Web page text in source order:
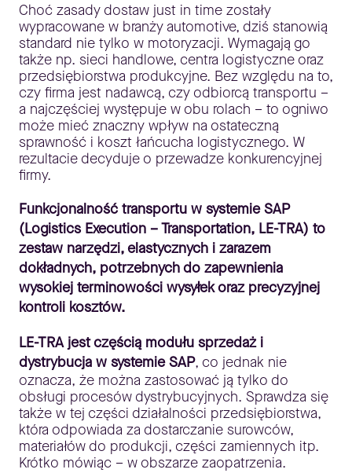
Choć zasady dostaw just in time zostały
wypracowane w branży automotive, dziś stanowią
standard nie tylko w motoryzacji. Wymagają go
także np. sieci handlowe, centra logistyczne oraz
przedsiębiorstwa produkcyjne. Bez względu na to,
czy firma jest nadawcą, czy odbiorcą transportu –
a najczęściej występuje w obu rolach – to ogniwo
może mieć znaczny wpływ na ostateczną
sprawność i koszt łańcucha logistycznego. W
rezultacie decyduje o przewadze konkurencyjnej
firmy.
Funkcjonalność transportu w systemie SAP
(Logistics Execution – Transportation, LE-TRA) to
zestaw narzędzi, elastycznych i zarazem
dokładnych, potrzebnych do zapewnienia
wysokiej terminowości wysyłek oraz precyzyjnej
kontroli kosztów.
LE-TRA jest częścią modułu sprzedaż i
dystrybucja w systemie SAP, co jednak nie
oznacza, że można zastosować ją tylko do
obsługi procesów dystrybucyjnych. Sprawdza się
także w tej części działalności przedsiębiorstwa,
która odpowiada za dostarczanie surowców,
materiałów do produkcji, części zamiennych itp.
Krótko mówiąc – w obszarze zaopatrzenia.